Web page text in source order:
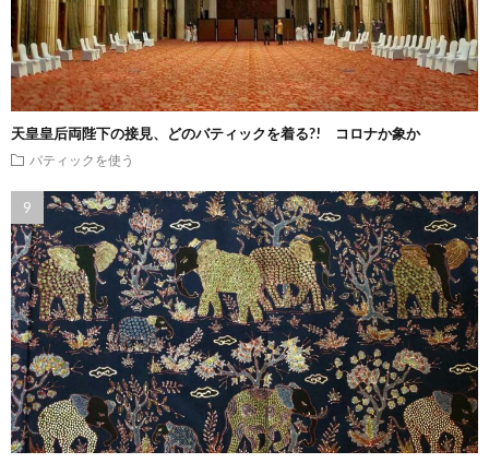
天皇皇后両陛下の接見、どのバティックを着る?! コロナか象か
バティックを使う